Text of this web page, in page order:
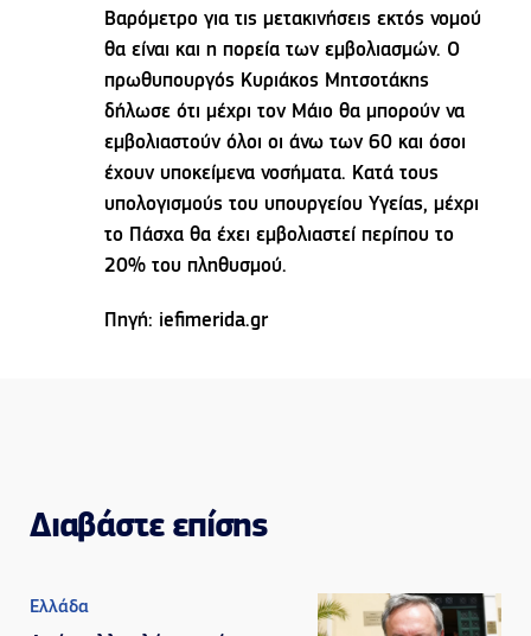
Βαρόμετρο για τις μετακινήσεις εκτός νομού
θα είναι και η πορεία των εμβολιασμών. Ο
πρωθυπουργός Κυριάκος Μητσοτάκης
δήλωσε ότι μέχρι τον Μάιο θα μπορούν να
εμβολιαστούν όλοι οι άνω των 60 και όσοι
έχουν υποκείμενα νοσήματα. Κατά τους
υπολογισμούς του υπουργείου Υγείας, μέχρι
το Πάσχα θα έχει εμβολιαστεί περίπου το
20% του πληθυσμού.
Πηγή: iefimerida.gr
Διαβάστε επίσης
Ελλάδα